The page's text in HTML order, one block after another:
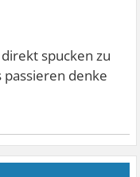
spucken zu
passieren denke